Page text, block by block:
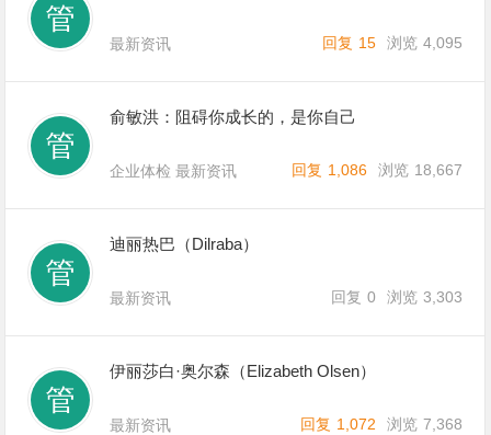
最新资讯 回复 15 浏览 4,095
俞敏洪：阻碍你成长的，是你自己
企业体检 最新资讯 回复 1,086 浏览 18,667
迪丽热巴（Dilraba）
最新资讯 回复 0 浏览 3,303
伊丽莎白·奥尔森（Elizabeth Olsen）
最新资讯 回复 1,072 浏览 7,368